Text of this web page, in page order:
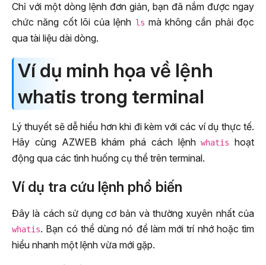
Chỉ với một dòng lệnh đơn giản, bạn đã nắm được ngay
chức năng cốt lõi của lệnh ls mà không cần phải đọc
qua tài liệu dài dòng.
Ví dụ minh họa về lệnh
whatis trong terminal
Lý thuyết sẽ dễ hiểu hơn khi đi kèm với các ví dụ thực tế.
Hãy cùng AZWEB khám phá cách lệnhwhatis
hoạt
động qua các tình huống cụ thể trên terminal.
Ví dụ tra cứu lệnh phổ biến
Đây là cách sử dụng cơ bản và thường xuyên nhất của
whatis. Bạn có thể dùng nó để làm mới trí nhớ hoặc tìm
hiểu nhanh một lệnh vừa mới gặp.